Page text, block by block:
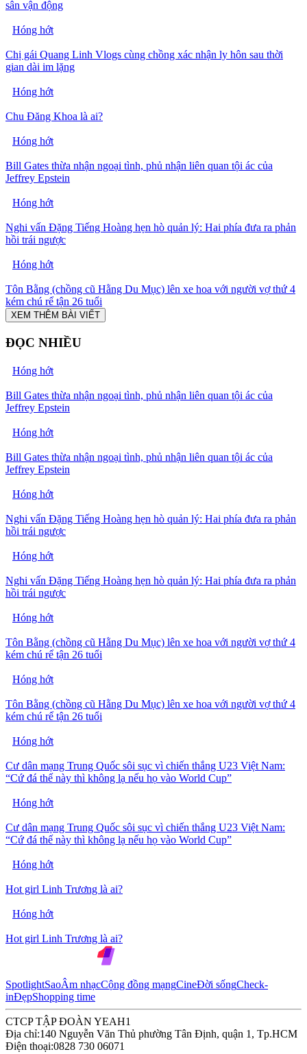
sân vận động
Hóng hớt
Chị gái Quang Linh Vlogs cùng chồng xác nhận ly hôn sau thời
gian dài im lặng
Hóng hớt
Chu Đăng Khoa là ai?
Hóng hớt
Bill Gates thừa nhận ngoại tình, phủ nhận liên quan tội ác của
Jeffrey Epstein
Hóng hớt
Nghi vấn Đặng Tiếng Hoàng hẹn hò quản lý: Hai phía đưa ra phản
hồi trái ngược
Hóng hớt
Tôn Bằng (chồng cũ Hằng Du Mục) lên xe hoa với người vợ thứ 4
kém chú rể tận 26 tuổi
XEM THÊM BÀI VIẾT
ĐỌC NHIỀU
Hóng hớt
Bill Gates thừa nhận ngoại tình, phủ nhận liên quan tội ác của
Jeffrey Epstein
Hóng hớt
Bill Gates thừa nhận ngoại tình, phủ nhận liên quan tội ác của
Jeffrey Epstein
Hóng hớt
Nghi vấn Đặng Tiếng Hoàng hẹn hò quản lý: Hai phía đưa ra phản
hồi trái ngược
Hóng hớt
Nghi vấn Đặng Tiếng Hoàng hẹn hò quản lý: Hai phía đưa ra phản
hồi trái ngược
Hóng hớt
Tôn Bằng (chồng cũ Hằng Du Mục) lên xe hoa với người vợ thứ 4
kém chú rể tận 26 tuổi
Hóng hớt
Tôn Bằng (chồng cũ Hằng Du Mục) lên xe hoa với người vợ thứ 4
kém chú rể tận 26 tuổi
Hóng hớt
Cư dân mạng Trung Quốc sôi sục vì chiến thắng U23 Việt Nam:
“Cứ đá thế này thì không lạ nếu họ vào World Cup”
Hóng hớt
Cư dân mạng Trung Quốc sôi sục vì chiến thắng U23 Việt Nam:
“Cứ đá thế này thì không lạ nếu họ vào World Cup”
Hóng hớt
Hot girl Linh Trương là ai?
Hóng hớt
Hot girl Linh Trương là ai?
SpotlightSaoÂm nhạcCộng đồng mạngCineĐời sốngCheck-
inĐẹpShopping time
CTCP TẬP ĐOÀN YEAH1
Địa chỉ:140 Nguyễn Văn Thủ phường Tân Định, quận 1, Tp.HCM
Điện thoại:0828 730 06071